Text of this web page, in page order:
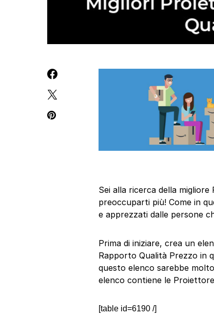
Sei alla ricerca della
preoccuparti più! Come in
e apprezzati dalle persone
Prima di iniziare, crea un
Rapporto Qualità Prezzo in
questo elenco sarebbe
elenco contiene le
[table id=6190 /]